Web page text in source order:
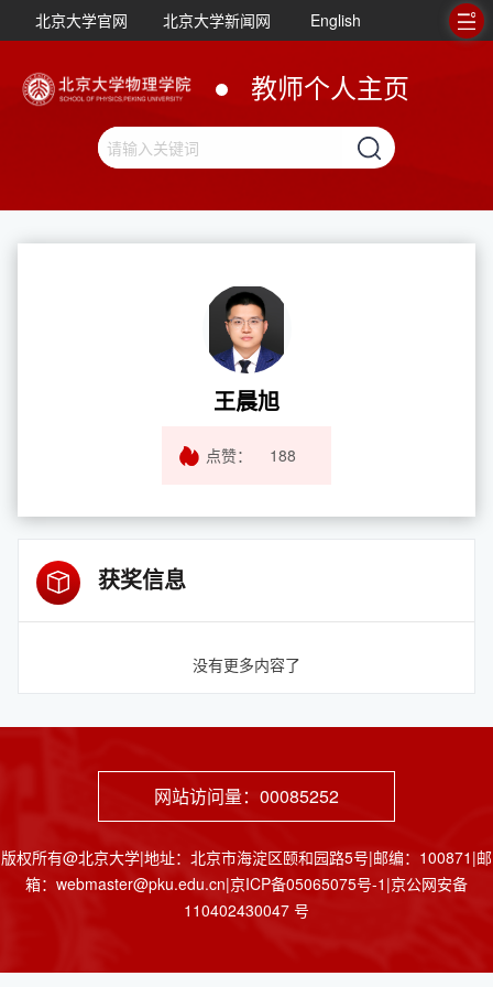
北京大学官网 北京大学新闻网 English
教师个人主页
王晨旭
点赞： 188
获奖信息
没有更多内容了
网站访问量： 00085252
版权所有@北京大学|地址：北京市海淀区颐和园路5号|邮编：100871|邮
箱：webmaster@pku.edu.cn|京ICP备05065075号-1|京公网安备
110402430047 号